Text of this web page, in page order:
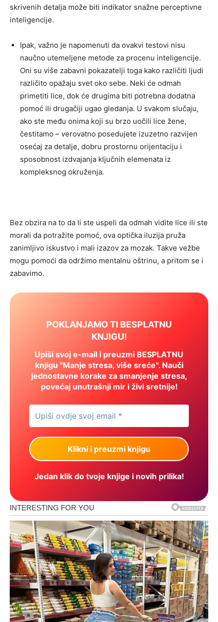
skrivenih detalja može biti indikator snažne perceptivne
inteligencije.
Ipak, važno je napomenuti da ovakvi testovi nisu
naučno utemeljene metode za procenu inteligencije.
Oni su više zabavni pokazatelji toga kako različiti ljudi
različito opažaju svet oko sebe. Neki će odmah
primetiti lice, dok će drugima biti potrebna dodatna
pomoć ili drugačiji ugao gledanja. U svakom slučaju,
ako ste među onima koji su brzo uočili lice žene,
čestitamo – verovatno posedujete izuzetno razvijen
osećaj za detalje, dobru prostornu orijentaciju i
sposobnost izdvajanja ključnih elemenata iz
kompleksnog okruženja.
Bez obzira na to da li ste uspeli da odmah vidite lice ili ste
morali da potražite pomoć, ova optička iluzija pruža
zanimljivo iskustvo i mali izazov za mozak. Takve vežbe
mogu pomoći da održimo mentalnu oštrinu, a pritom se i
zabavimo.
POKLANJAMO TI BESPLATNU
KNJIGU!
Upiši svoj e-mail i preuzmi BESPLATNU
knjigu "Manje stresa, više sreće". Nauči
jednostavne korake za smanjenje stresa,
povećaj unutrašnji mir i živi sretnije!
Jedan klik do tvoje knjige i novih prilika!